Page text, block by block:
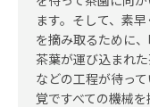
ます。そして、素
を摘み取るために
茶葉が運び込まれ
などの工程が待っ
覚ですべての機械